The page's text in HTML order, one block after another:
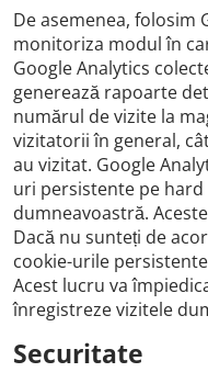
De asemenea, folosim
monitoriza modul în
Google Analytics
generează rapoarte
numărul de vizite la
vizitatorii în general,
au vizitat. Google
uri persistente pe
dumneavoastră.
Dacă nu sunteți de
cookie-urile
Acest lucru va
înregistreze vizitele
Securitate